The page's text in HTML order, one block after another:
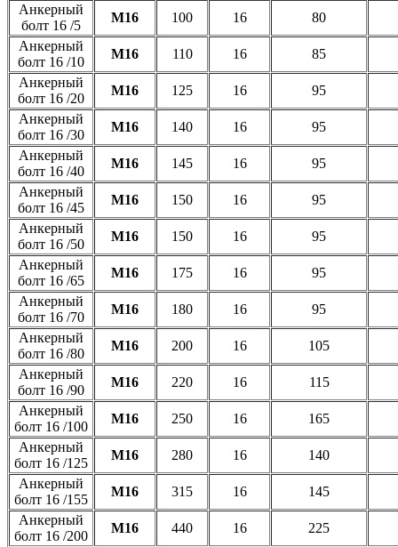
Анкерный
болт 16 /5
М16 100 16
80
Анкерный
болт 16 /10
М16 110 16
85
Анкерный
болт 16 /20
М16 125 16
95
Анкерный
болт 16 /30
М16 140 16
95
Анкерный
болт 16 /40
М16 145 16
95
Анкерный
болт 16 /45
М16 150 16
95
Анкерный
болт 16 /50
М16 150 16
95
Анкерный
болт 16 /65
М16 175 16
95
Анкерный
болт 16 /70
М16 180 16
95
Анкерный
болт 16 /80
М16 200 16
105
Анкерный
болт 16 /90
М16 220 16
115
Анкерный
болт 16 /100
М16 250 16
165
Анкерный
болт 16 /125
М16 280 16
140
Анкерный
болт 16 /155
М16 315 16
145
Анкерный
болт 16 /200
М16 440 16
225